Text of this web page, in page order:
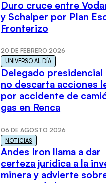
Duro cruce entre
y Schalper por Plan
Fronterizo
20 DE FEBRERO 2026
UNIVERSO AL DÍA
Delegado presidencial
no descarta acciones
por accidente de
gas en Renca
06 DE AGOSTO 2026
NOTICIAS
Andes Iron llama a dar
certeza jurídica a la
minera y advierte